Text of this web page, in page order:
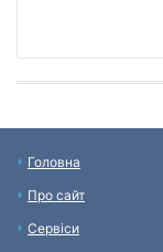
Головна
Про сайт
Сервіси